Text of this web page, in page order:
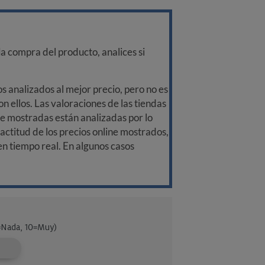
compra del producto, analices si
analizados al mejor precio, pero no es
ellos. Las valoraciones de las tiendas
mostradas están analizadas por lo
de los precios online mostrados,
tiempo real. En algunos casos